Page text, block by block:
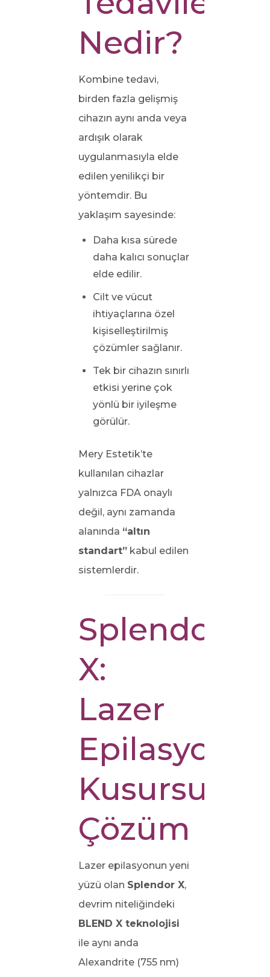
Nedir?
Kombine tedavi,
birden fazla gelişmiş
cihazın aynı anda veya
ardışık olarak
uygulanmasıyla elde
edilen yenilikçi bir
yöntemdir. Bu
yaklaşım sayesinde:
Daha kısa sürede
daha kalıcı sonuçlar
elde edilir.
Cilt ve vücut
ihtiyaçlarına özel
kişiselleştirilmiş
çözümler sağlanır.
Tek bir cihazın sınırlı
etkisi yerine çok
yönlü bir iyileşme
görülür.
Mery Estetik’te
kullanılan cihazlar
yalnızca FDA onaylı
değil, aynı zamanda
alanında “altın
standart”kabul edilen
sistemlerdir.
Splendor
X:
Lazer
Kusursuz
Çözüm
Lazer epilasyonun yeni
yüzü olan Splendor X,
devrim niteliğindeki
BLEND X teknolojisi
ile aynı anda
Alexandrite (755 nm)